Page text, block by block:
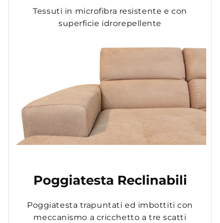
Tessuti in microfibra resistente e con
superficie idrorepellente
Poggiatesta Reclinabili
Poggiatesta trapuntati ed imbottiti con
meccanismo a cricchetto a tre scatti